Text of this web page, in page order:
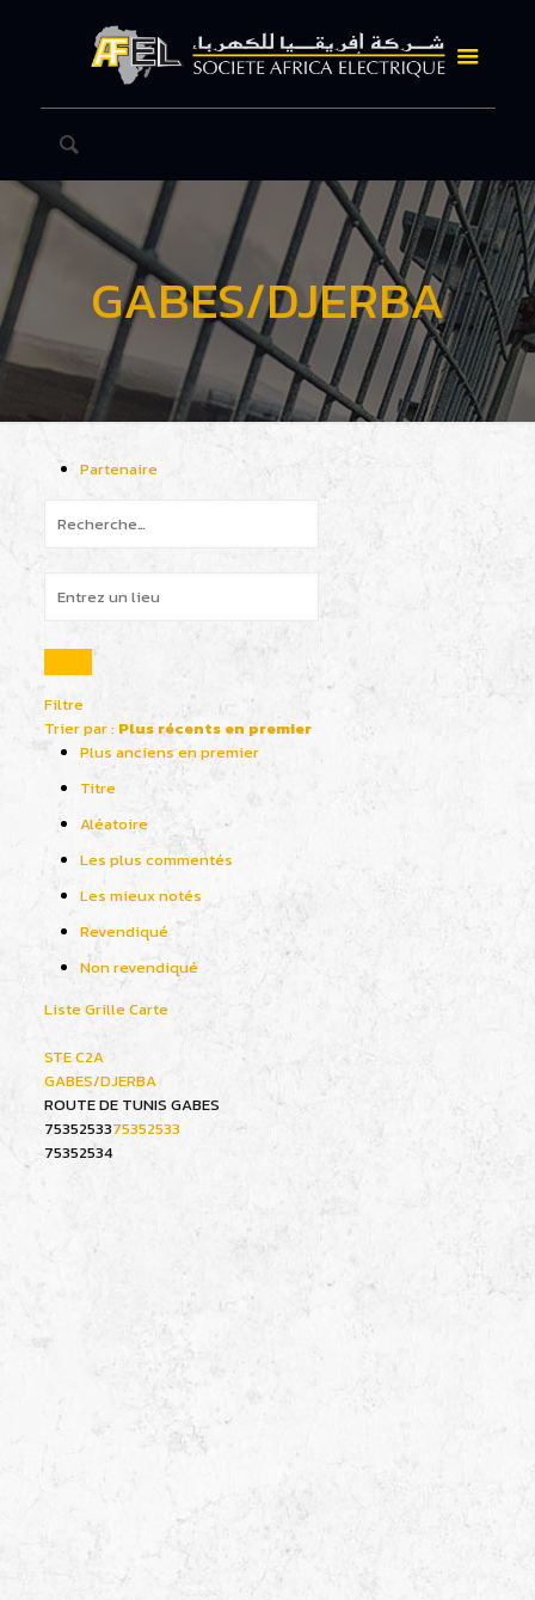
GABES/DJERBA
Partenaire
Filtre
Trier par : Plus récents en premier
Plus anciens en premier
Titre
Aléatoire
Les plus commentés
Les mieux notés
Revendiqué
Non revendiqué
ListeGrilleCarte
STE C2A
GABES/DJERBA
ROUTE DE TUNIS GABES
7535253375352533
75352534